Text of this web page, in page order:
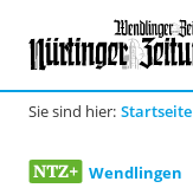
Sie sind hier: Startseite
Wendlingen